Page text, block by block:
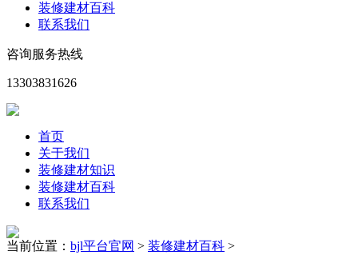
装修建材百科
联系我们
咨询服务热线
13303831626
首页
关于我们
装修建材知识
装修建材百科
联系我们
当前位置： bjl平台官网 > 装修建材百科 >